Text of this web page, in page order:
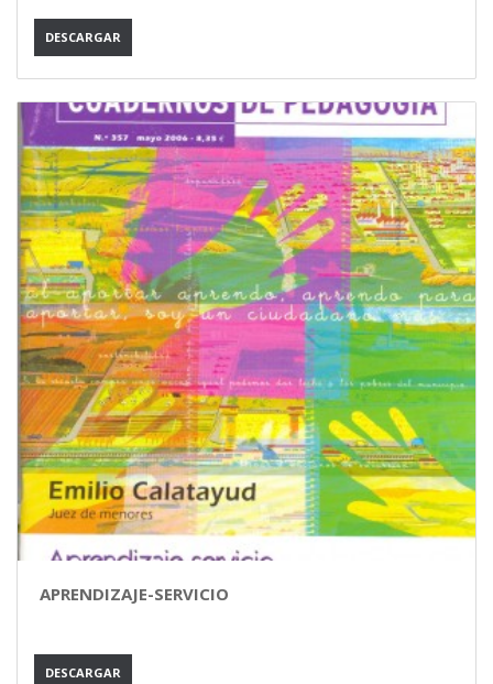
DESCARGAR
APRENDIZAJE-SERVICIO
DESCARGAR